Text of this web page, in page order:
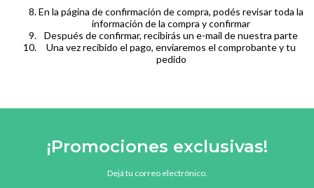
En la página de confirmación de compra, podés revisar toda la
información de la compra y confirmar
Después de confirmar, recibirás un e-mail de nuestra parte
Una vez recibido el pago, enviaremos el comprobante y tu
pedido
¡Promociones exclusivas!
Dejá tu correo electrónico.